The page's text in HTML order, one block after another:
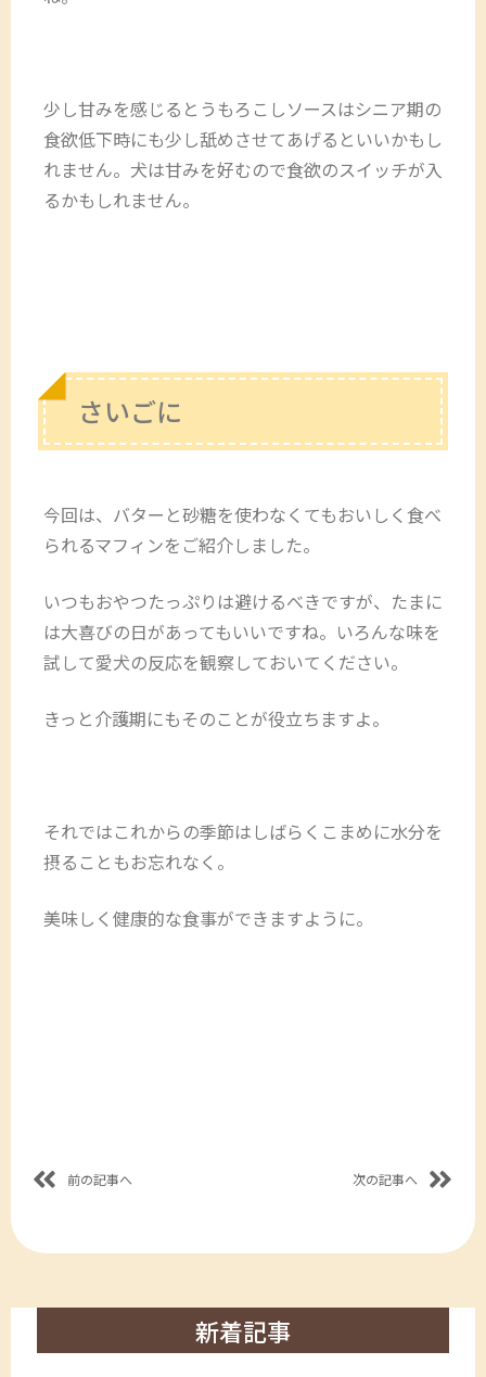
少し甘みを感じるとうもろこしソースはシニア期の
食欲低下時にも少し舐めさせてあげるといいかもし
れません。犬は甘みを好むので食欲のスイッチが入
るかもしれません。
さいごに
今回は、バターと砂糖を使わなくてもおいしく食べ
られるマフィンをご紹介しました。
いつもおやつたっぷりは避けるべきですが、たまに
は大喜びの日があってもいいですね。いろんな味を
試して愛犬の反応を観察しておいてください。
きっと介護期にもそのことが役立ちますよ。
それではこれからの季節はしばらくこまめに水分を
摂ることもお忘れなく。
美味しく健康的な食事ができますように。
前の記事へ 次の記事へ
新着記事